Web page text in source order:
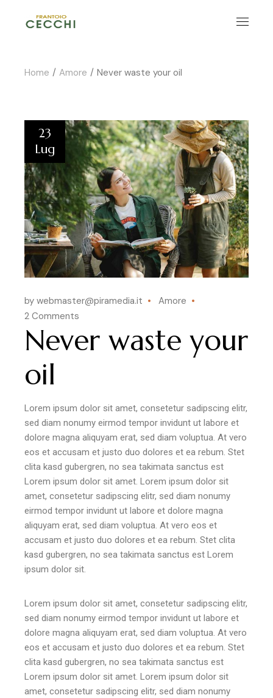
Home Amore Never waste your oil
23
Lug
by webmaster@piramedia.it
Amore
2 Comments
Never waste your
oil
Lorem ipsum dolor sit amet, consetetur sadipscing elitr,
sed diam nonumy eirmod tempor invidunt ut labore et
dolore magna aliquyam erat, sed diam voluptua. At vero
eos et accusam et justo duo dolores et ea rebum. Stet
clita kasd gubergren, no sea takimata sanctus est
Lorem ipsum dolor sit amet. Lorem ipsum dolor sit
amet, consetetur sadipscing elitr, sed diam nonumy
eirmod tempor invidunt ut labore et dolore magna
aliquyam erat, sed diam voluptua. At vero eos et
accusam et justo duo dolores et ea rebum. Stet clita
kasd gubergren, no sea takimata sanctus est Lorem
ipsum dolor sit.
Lorem ipsum dolor sit amet, consetetur sadipscing elitr,
sed diam nonumy eirmod tempor invidunt ut labore et
dolore magna aliquyam erat, sed diam voluptua. At vero
eos et accusam et justo duo dolores et ea rebum. Stet
clita kasd gubergren, no sea takimata sanctus est
Lorem ipsum dolor sit amet. Lorem ipsum dolor sit
amet, consetetur sadipscing elitr, sed diam nonumy